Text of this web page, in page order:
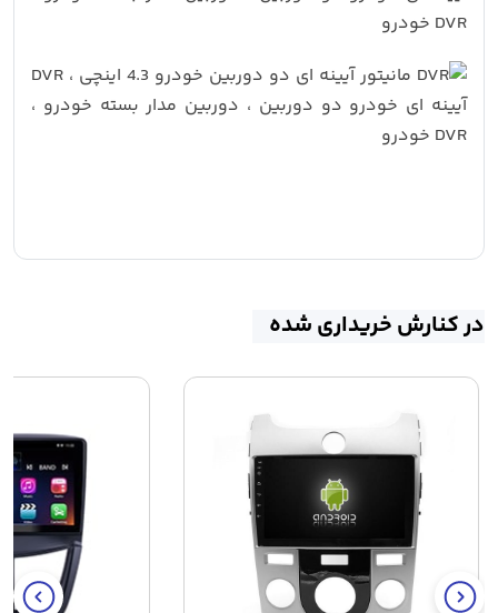
در کنارش خریداری شده